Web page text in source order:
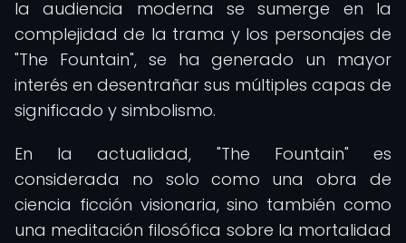
la audiencia moderna se sumerge en la
complejidad de la trama y los personajes de
"The Fountain", se ha generado un mayor
interés en desentrañar sus múltiples capas de
significado y simbolismo.
En la actualidad, "The Fountain" es
considerada no solo como una obra de
ciencia ficción visionaria, sino también como
una meditación filosófica sobre la mortalidad